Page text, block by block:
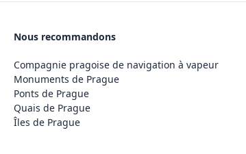
Nous recommandons
Compagnie pragoise de navigation à vapeur
Monuments de Prague
Ponts de Prague
Quais de Prague
Îles de Prague